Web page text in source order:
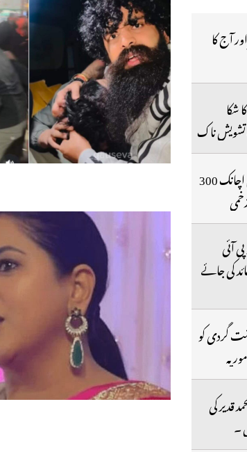
آج کا
شکا
ناک
ایئر انڈیا کا طیارہ ہوا میں اچانک 300
آئی
کی جائے
گردی کو
قدیر کی
۔